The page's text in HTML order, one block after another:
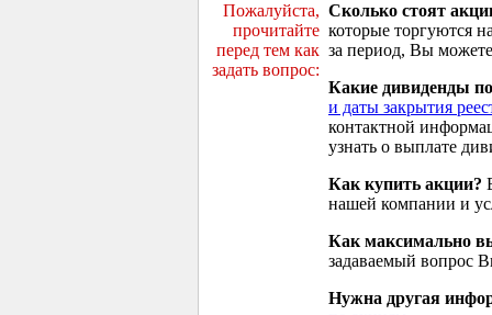
Пожалуйста,
прочитайте
перед тем как
задать вопрос:
Сколько стоят
которые торгуются
за период, Вы
Какие дивиденды
и даты закрытия
контактной
узнать о выплате
Как купить акции?
нашей компании и
Как максимально
задаваемый вопрос
Нужна другая